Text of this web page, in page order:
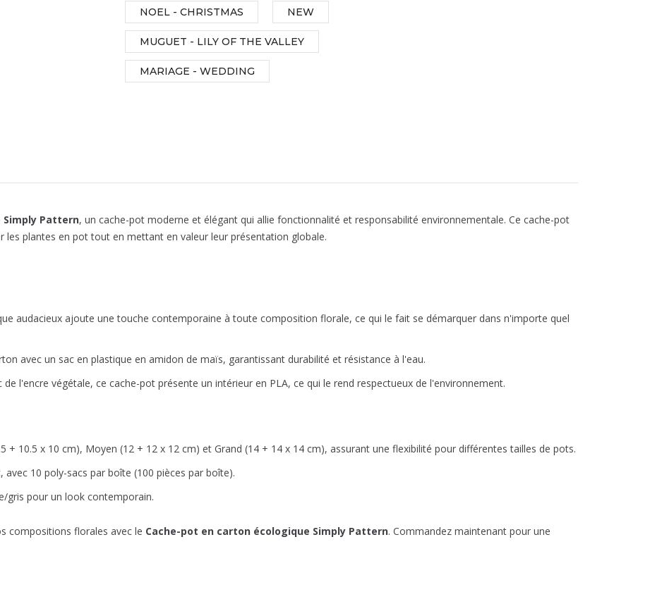
NOEL - CHRISTMAS NEW
MUGUET - LILY OF THE VALLEY
MARIAGE - WEDDING
Simply Pattern, un cache-pot moderne et élégant qui allie fonctionnalité et responsabilité environnementale. Ce cache-pot
plantes en pot tout en mettant en valeur leur présentation globale.
audacieux ajoute une touche contemporaine à toute composition florale, ce qui le fait se démarquer dans n'importe quel
avec un sac en plastique en amidon de maïs, garantissant durabilité et résistance à l'eau.
l'encre végétale, ce cache-pot présente un intérieur en PLA, ce qui le rend respectueux de l'environnement.
+ 10.5 x 10 cm), Moyen (12 + 12 x 12 cm) et Grand (14 + 14 x 14 cm), assurant une flexibilité pour différentes tailles de pots.
avec 10 poly-sacs par boîte (100 pièces par boîte).
gris pour un look contemporain.
compositions florales avec le Cache-pot en carton écologique Simply Pattern. Commandez maintenant pour une